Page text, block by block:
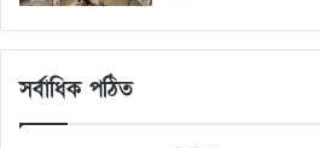
সর্বাধিক পঠিত